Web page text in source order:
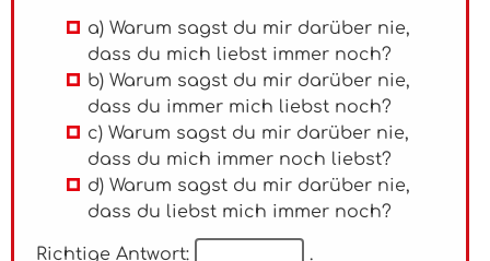
a) Warum sagst du mir darüber nie,
dass du mich liebst immer noch?
b) Warum sagst du mir darüber nie,
dass du immer mich liebst noch?
c) Warum sagst du mir darüber nie,
dass du mich immer noch liebst?
d) Warum sagst du mir darüber nie,
dass du liebst mich immer noch?
Richtige Antwort: .